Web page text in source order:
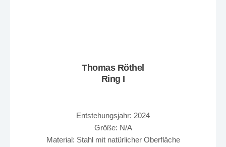
Thomas Röthel
Ring I
Entstehungsjahr: 2024
Größe: N/A
Material: Stahl mit natürlicher Oberfläche